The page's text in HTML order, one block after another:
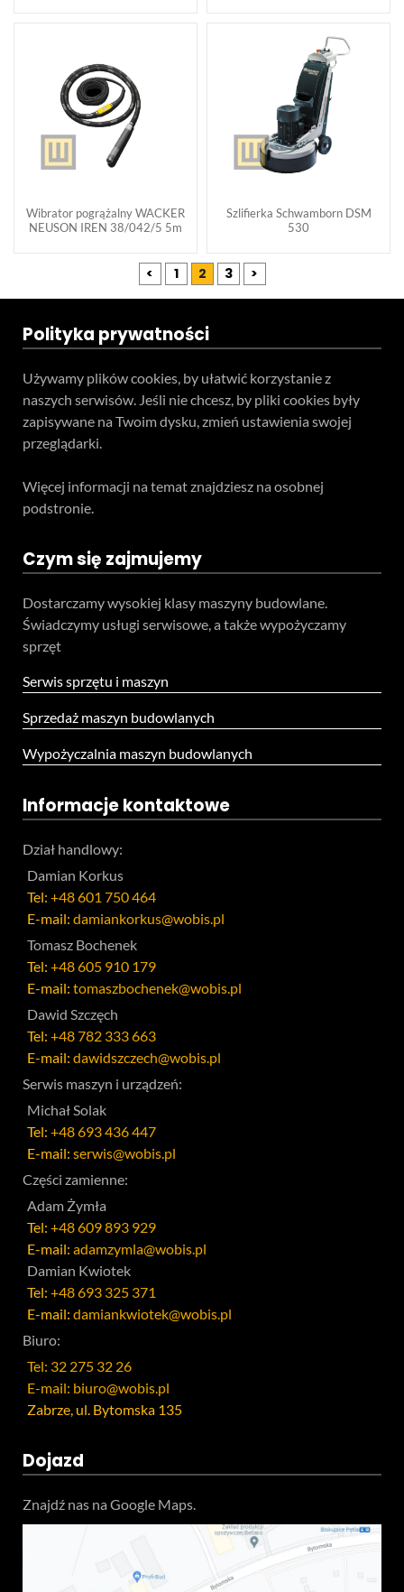
Wibrator pogrążalny WACKER
NEUSON IREN 38/042/5 5m
Szlifierka Schwamborn DSM
530
< 1 2 3 >
Polityka prywatności
Używamy plików cookies, by ułatwić korzystanie z
naszych serwisów. Jeśli nie chcesz, by pliki cookies były
zapisywane na Twoim dysku, zmień ustawienia swojej
przeglądarki.
Więcej informacji na temat znajdziesz na osobnej
podstronie.
Czym się zajmujemy
Dostarczamy wysokiej klasy maszyny budowlane.
Świadczymy usługi serwisowe, a także wypożyczamy
sprzęt
Serwis sprzętu i maszyn
Sprzedaż maszyn budowlanych
Wypożyczalnia maszyn budowlanych
Informacje kontaktowe
Dział handlowy:
Damian Korkus
Tel: +48 601 750 464
E-mail: damiankorkus@wobis.pl
Tomasz Bochenek
Tel: +48 605 910 179
E-mail: tomaszbochenek@wobis.pl
Dawid Szczęch
Tel: +48 782 333 663
E-mail: dawidszczech@wobis.pl
Serwis maszyn i urządzeń:
Michał Solak
Tel: +48 693 436 447
E-mail: serwis@wobis.pl
Części zamienne:
Adam Żymła
Tel: +48 609 893 929
E-mail: adamzymla@wobis.pl
Damian Kwiotek
Tel: +48 693 325 371
E-mail: damiankwiotek@wobis.pl
Biuro:
Tel: 32 275 32 26
E-mail: biuro@wobis.pl
Zabrze, ul. Bytomska 135
Dojazd
Znajdź nas na Google Maps.